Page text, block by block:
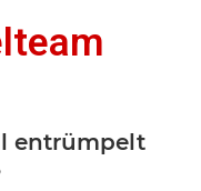
entrümpelt